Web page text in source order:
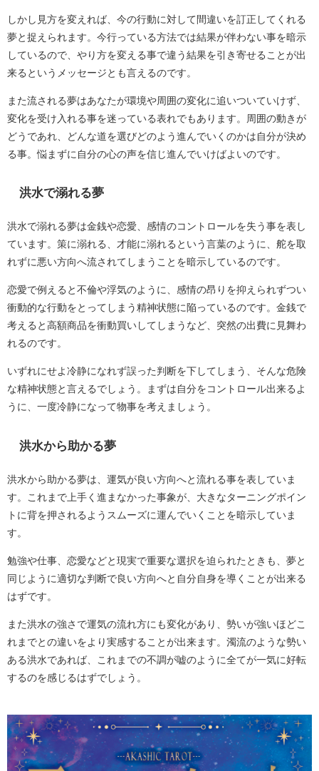
しかし見方を変えれば、今の行動に対して間違いを訂正してくれる
夢と捉えられます。今行っている方法では結果が伴わない事を暗示
しているので、やり方を変える事で違う結果を引き寄せることが出
来るというメッセージとも言えるのです。
また流される夢はあなたが環境や周囲の変化に追いついていけず、
変化を受け入れる事を迷っている表れでもあります。周囲の動きが
どうであれ、どんな道を選びどのよう進んでいくのかは自分が決め
る事。悩まずに自分の心の声を信じ進んでいけばよいのです。
洪水で溺れる夢
洪水で溺れる夢は金銭や恋愛、感情のコントロールを失う事を表し
ています。策に溺れる、才能に溺れるという言葉のように、舵を取
れずに悪い方向へ流されてしまうことを暗示しているのです。
恋愛で例えると不倫や浮気のように、感情の昂りを抑えられずつい
衝動的な行動をとってしまう精神状態に陥っているのです。金銭で
考えると高額商品を衝動買いしてしまうなど、突然の出費に見舞わ
れるのです。
いずれにせよ冷静になれず誤った判断を下してしまう、そんな危険
な精神状態と言えるでしょう。まずは自分をコントロール出来るよ
うに、一度冷静になって物事を考えましょう。
洪水から助かる夢
洪水から助かる夢は、運気が良い方向へと流れる事を表していま
す。これまで上手く進まなかった事象が、大きなターニングポイン
トに背を押されるようスムーズに運んでいくことを暗示していま
す。
勉強や仕事、恋愛などと現実で重要な選択を迫られたときも、夢と
同じように適切な判断で良い方向へと自分自身を導くことが出来る
はずです。
また洪水の強さで運気の流れ方にも変化があり、勢いが強いほどこ
れまでとの違いをより実感することが出来ます。濁流のような勢い
ある洪水であれば、これまでの不調が嘘のように全てが一気に好転
するのを感じるはずでしょう。